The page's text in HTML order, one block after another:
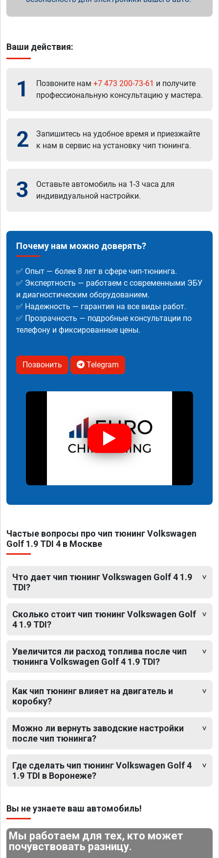
Ваши действия:
1 Позвоните нам +7 473 200-73-61 и получите
профессиональную консультацию у мастера.
2
Запишитесь на удобное время и приезжайте
к нам в сервис на установку чип тюнинга.
3
Оставьте автомобиль на 1-3 часа для
индивидуальной настройки.
Почему нам можно доверять?
✅ Опыт — более 8 лет в сфере чип-тюнинга.
✅ Экспертность — работаем с современными ЭБУ
и диагностическим оборудованием.
✅ Надежность — гарантия на все виды работ.
✅ Прозрачность — подробные консультации по
телефону и фиксированные цены.
Позвонить Telegram
Частые вопросы про чип тюнинг Volkswagen
Golf 1.9 TDI 4 в Москве
Что дает чип тюнинг Volkswagen Golf 4 1.9
TDI?
Сколько стоит чип тюнинг Volkswagen Golf
4 1.9 TDI?
Увеличится ли расход топлива после чип
тюнинга Volkswagen Golf 4 1.9 TDI?
Как чип тюнинг влияет на двигатель и
коробку?
Можно ли вернуть заводские настройки
после чип тюнинга?
Где сделать чип тюнинг Volkswagen Golf 4
1.9 TDI в Воронеже?
Вы не узнаете ваш автомобиль!
Мы работаем для тех, кто может
почувствовать разницу.